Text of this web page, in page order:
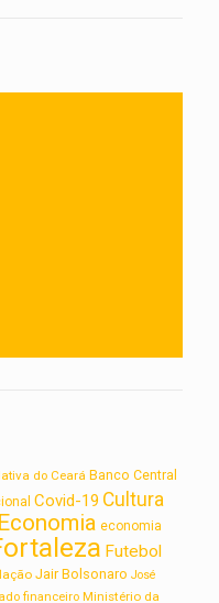
do Ceará Banco Central
Covid-19 Cultura
Economia economia
Futebol
Jair Bolsonaro José
financeiro Ministério da